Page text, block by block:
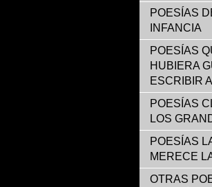
POESÍAS
INFANCIA
POESÍAS
HUBIERA
ESCRIBIR A
POESÍAS
LOS
POESÍAS
MERECE
OTRAS